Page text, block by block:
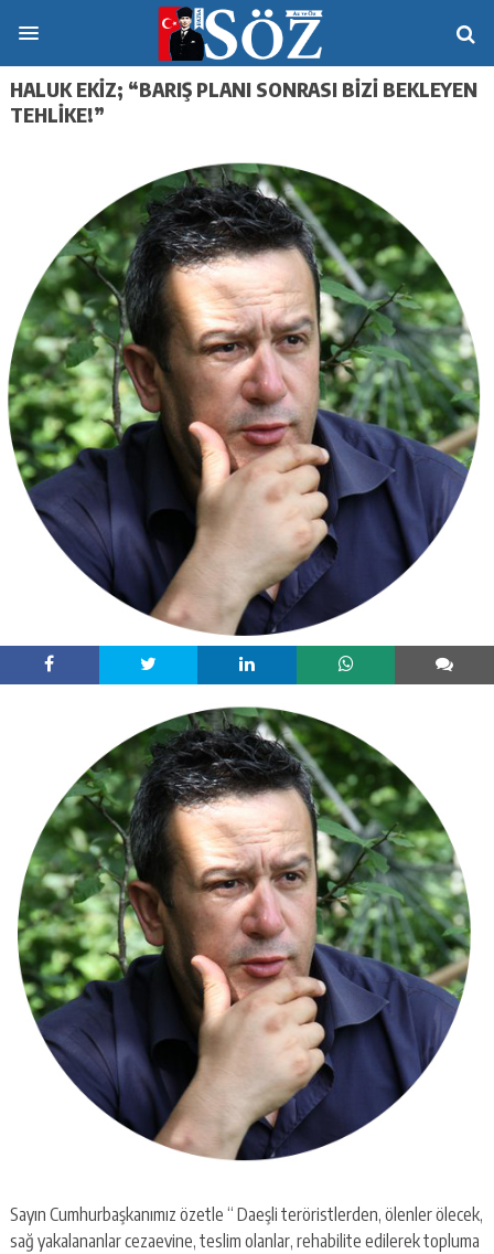
HALUK EKİZ; “BARIŞ PLANI SONRASI BIZI BEKLEYEN
TEHLIKE!”
Sayın Cumhurbaşkanımız özetle “ Daeşli teröristlerden, ölenler ölecek,
sağ yakalananlar cezaevine, teslim olanlar, rehabilite edilerek topluma